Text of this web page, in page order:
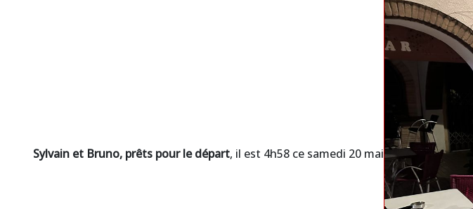
Sylvain et Bruno, prêts pour le départ, il est 4h58 ce samedi 20 mai